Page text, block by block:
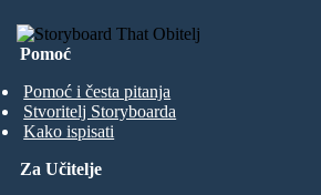
Pomoć
Pomoć i česta pitanja
Stvoritelj Storyboarda
Kako ispisati
Za Učitelje